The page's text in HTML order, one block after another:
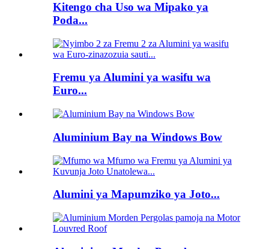
Kitengo cha Uso wa Mipako ya
Poda...
Fremu ya Alumini ya wasifu wa
Euro...
Aluminium Bay na Windows Bow
Alumini ya Mapumziko ya Joto...